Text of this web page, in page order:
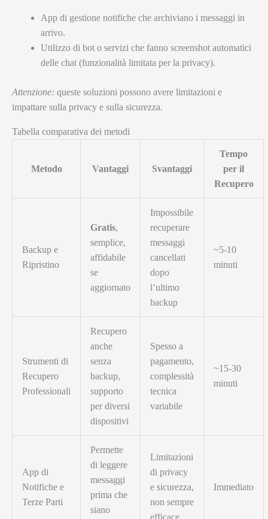
App di gestione notifiche che archiviano i messaggi in
arrivo.
Utilizzo di bot o servizi che fanno screenshot automatici
delle chat (funzionalità limitata per la privacy).
Attenzione: queste soluzioni possono avere limitazioni e
impattare sulla privacy e sulla sicurezza.
Tabella comparativa dei metodi
Metodo Vantaggi Svantaggi
Tempo
per il
Recupero
Backup e
Ripristino
Gratis,
semplice,
affidabile
se
aggiornato
Impossibile
recuperare
messaggi
cancellati
dopo
l’ultimo
backup
~5-10
minuti
Strumenti di
Recupero
Professionali
Recupero
anche
senza
backup,
supporto
per diversi
dispositivi
Spesso a
pagamento,
complessità
tecnica
variabile
~15-30
minuti
App di
Notifiche e
Terze Parti
Permette
di leggere
messaggi
prima che
siano
Limitazioni
di privacy
e sicurezza,
non sempre
efficace
Immediato